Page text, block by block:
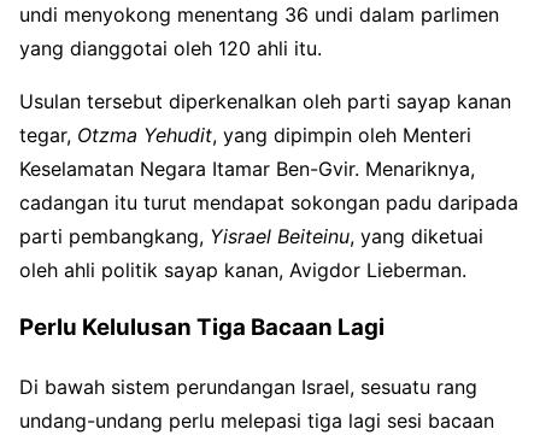
undi menyokong menentang 36 undi dalam parlimen
yang dianggotai oleh 120 ahli itu.
Usulan tersebut diperkenalkan oleh parti sayap kanan
tegar, Otzma Yehudit, yang dipimpin oleh Menteri
Keselamatan Negara Itamar Ben-Gvir. Menariknya,
cadangan itu turut mendapat sokongan padu daripada
parti pembangkang, Yisrael Beiteinu, yang diketuai
oleh ahli politik sayap kanan, Avigdor Lieberman.
Perlu Kelulusan Tiga Bacaan Lagi
Di bawah sistem perundangan Israel, sesuatu rang
undang-undang perlu melepasi tiga lagi sesi bacaan